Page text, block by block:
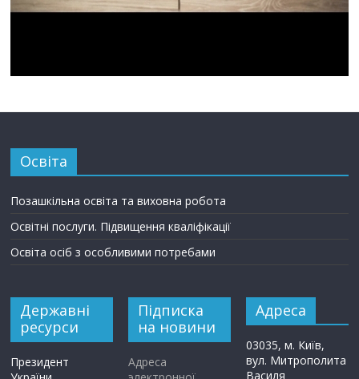
Освіта
Позашкільна освіта та виховна робота
Освітні послуги. Підвищення кваліфікації
Освіта осіб з особливими потребами
Державні
ресурси
Президент
Підписка
на новини
Адреса
Адреса
03035, м. Київ,
вул. Митрополита
Василя